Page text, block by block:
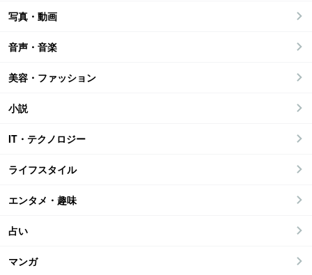
写真・動画
音声・音楽
美容・ファッション
小説
IT・テクノロジー
ライフスタイル
エンタメ・趣味
占い
マンガ